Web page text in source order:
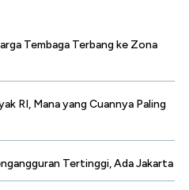
Tembaga Terbang ke Zona
RI, Mana yang Cuannya Paling
Tertinggi, Ada Jakarta